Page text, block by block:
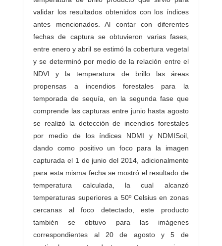
validar los resultados obtenidos con los índices
antes mencionados. Al contar con diferentes
fechas de captura se obtuvieron varias fases,
entre enero y abril se estimó la cobertura vegetal
y se determinó por medio de la relación entre el
NDVI y la temperatura de brillo las áreas
propensas a incendios forestales para la
temporada de sequía, en la segunda fase que
comprende las capturas entre junio hasta agosto
se realizó la detección de incendios forestales
por medio de los índices NDMI y NDMISoil,
dando como positivo un foco para la imagen
capturada el 1 de junio del 2014, adicionalmente
para esta misma fecha se mostró el resultado de
temperatura calculada, la cual alcanzó
temperaturas superiores a 50º Celsius en zonas
cercanas al foco detectado, este producto
también se obtuvo para las imágenes
correspondientes al 20 de agosto y 5 de